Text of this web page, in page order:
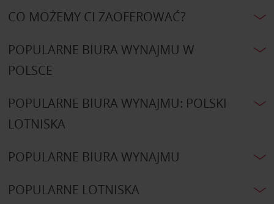
CO MOŻEMY CI ZAOFEROWAĆ?
POPULARNE BIURA WYNAJMU W
POLSCE
POPULARNE BIURA WYNAJMU: POLSKI
LOTNISKA
POPULARNE BIURA WYNAJMU
POPULARNE LOTNISKA